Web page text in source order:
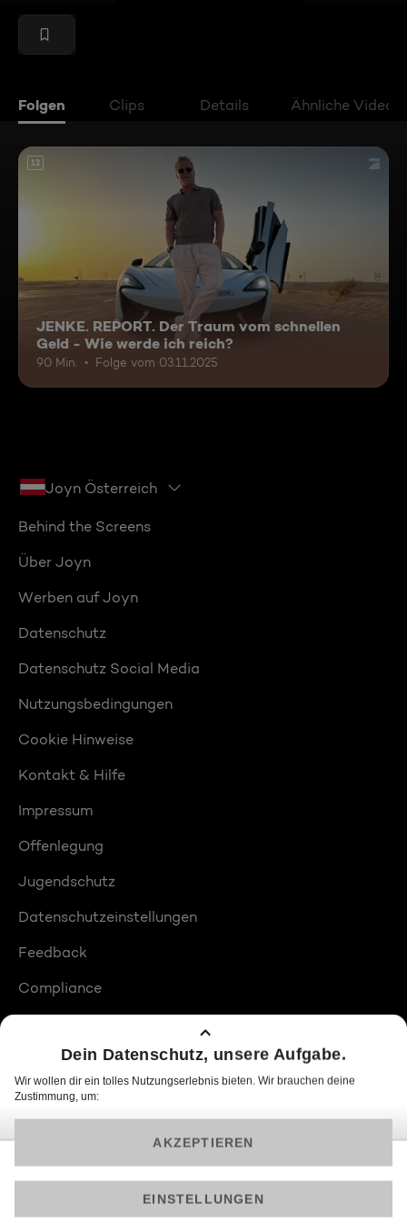
Folgen Clips Details Ähnliche Videos
12
JENKE. REPORT. Der Traum vom schnellen
Geld - Wie werde ich reich?
90 Min. Folge vom 03.11.2025
Joyn Österreich
Behind the Screens
Über Joyn
Werben auf Joyn
Datenschutz
Datenschutz Social Media
Nutzungsbedingungen
Cookie Hinweise
Kontakt & Hilfe
Impressum
Offenlegung
Jugendschutz
Datenschutzeinstellungen
Feedback
Compliance
Produktplatzierungen